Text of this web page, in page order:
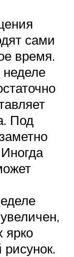
сами
время.
Под
ярко